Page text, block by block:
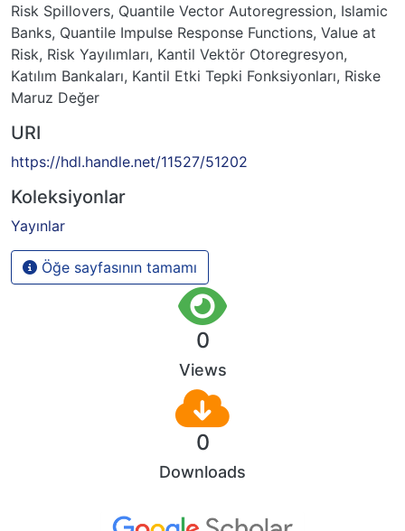
Risk Spillovers, Quantile Vector Autoregression, Islamic
Banks, Quantile Impulse Response Functions, Value at
Risk, Risk Yayılımları, Kantil Vektör Otoregresyon,
Katılım Bankaları, Kantil Etki Tepki Fonksiyonları, Riske
Maruz Değer
URI
https://hdl.handle.net/11527/51202
Koleksiyonlar
Yayınlar
Öğe sayfasının tamamı
0
Views
0
Downloads